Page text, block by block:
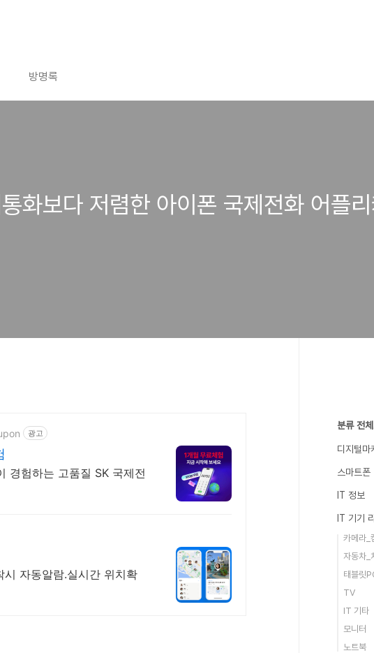
방명록
화보다 저렴한 아이폰 국제전화 어플
광고
경험하는 고품질 SK 국제전
자동알람.실시간 위치확
분류 전체
디지털마
스마트폰
IT 정보
IT 기기
카메라_
자동차_
태블릿
TV
IT 기타
모니터
노트북